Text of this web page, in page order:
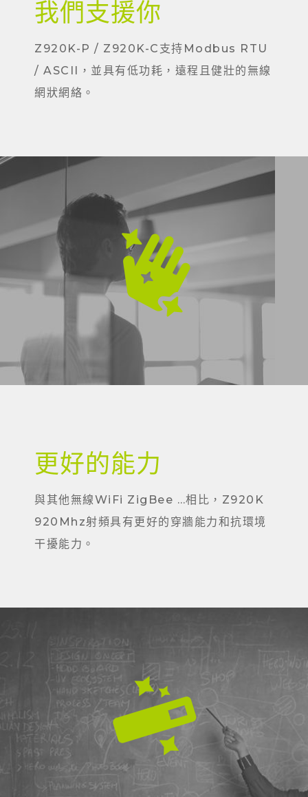
我們支援你
Z920K-P / Z920K-C支持Modbus RTU
/ ASCII，並具有低功耗，遠程且健壯的無線
網狀網絡。
更好的能力
與其他無線WiFi ZigBee …相比，Z920K
920Mhz射頻具有更好的穿牆能力和抗環境
干擾能力。